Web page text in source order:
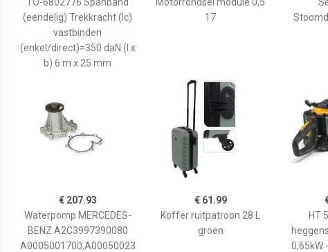
(eendelig) Trekkracht (lc)
vastbinden
(enkel/direct)=350 daN (l x
b) 6 m x 25 mm
17
€ 207.93
Waterpomp MERCEDES-
BENZ A2C3997390080
A0005001700,A00050023
€ 61.99
Koffer ruitpatroon 28 L
groen
HT
0,65kW